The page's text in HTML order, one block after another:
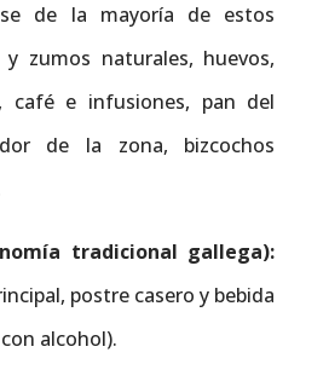
de la mayoría de estos
zumos naturales, huevos,
café e infusiones, pan del
de la zona, bizcochos
tradicional gallega):
postre casero y bebida
alcohol).